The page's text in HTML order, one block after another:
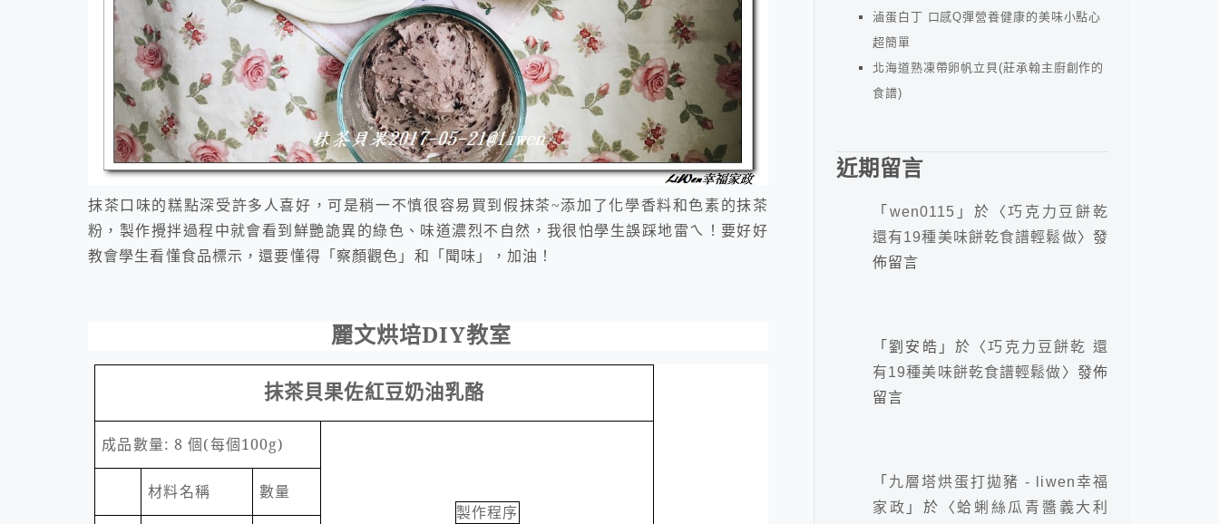
抹茶口味的糕點深受許多人喜好，可是稍一不慎很容易買到假抹茶~添加了化學香料和色素的抹茶
粉，製作攪拌過程中就會看到鮮艷詭異的綠色、味道濃烈不自然，我很怕學生誤踩地雷ㄟ！要好好
教會學生看懂食品標示，還要懂得「察顏觀色」和「聞味」，加油！
麗文烘培DIY教室
抹茶貝果佐紅豆奶油乳酪
成品數量: 8個(每個100g)
製作程序
材料名稱 數量
滷蛋白丁 口感Q彈營養健康的美味小點心
超簡單
北海道熟凍帶卵帆立貝(莊承翰主廚創作的
食譜)
近期留言
「 wen0115 」於〈巧克力豆餅乾
還有19種美味餅乾食譜輕鬆做〉發
佈留言
「劉安皓 」於〈巧克力豆餅乾 還
有19種美味餅乾食譜輕鬆做〉發佈
留言
「 九層塔烘蛋打拋豬 - liwen幸福
家政 」於〈 蛤蜊絲瓜青醬義大利